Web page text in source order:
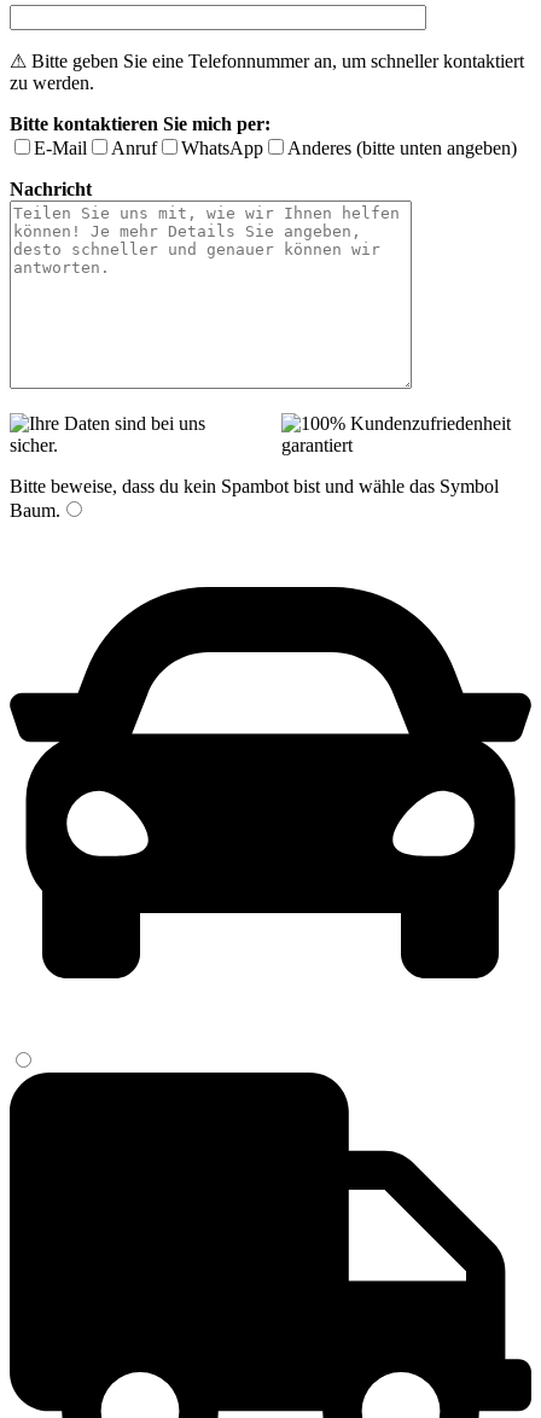
⚠ Bitte geben Sie eine Telefonnummer an, um schneller kontaktiert
zu werden.
Bitte kontaktieren Sie mich per:
E-Mail
Anruf WhatsApp
Anderes (bitte unten angeben)
Nachricht
Bitte beweise, dass du kein Spambot bist und wähle das Symbol
Baum.